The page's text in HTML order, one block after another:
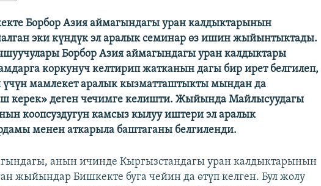
Борбор Азия аймагындагы уран калдыктарынын
эки күндүк эл аралык семинар өз ишин жыйынтыктады.
Борбор Азия аймагындагы уран калдыктары
коркунуч келтирип жатканын дагы бир ирет белгилеп,
мамлекет аралык кызматташтыкты мындан да
керек» деген чечимге келишти. Жыйында Майлысуудагы
коопсуздугун камсыз кылуу иштери эл аралык
менен аткарыла баштаганы белгиленди.
анын ичинде Кыргызстандагы уран калдыктарынын
жыйындар Бишкекте буга чейин да өтүп келген. Бул жолу